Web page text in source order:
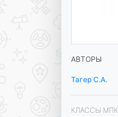
АВТОРЫ
Тагер С.А.
КЛАССЫ МПК